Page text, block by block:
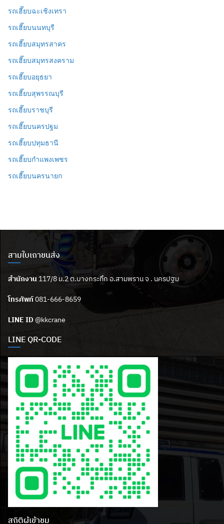
รถเฮี๊ยบฉะเชิงเทรา
รถเฮี๊ยบนนทบุรี
รถเฮี๊ยบสมุทรสาคร
รถเฮี๊ยบสมุทรสงคราม
รถเฮี๊ยบอยุธยา
รถเฮี๊ยบสุพรรณบุรี
รถเฮี๊ยบราชบุรี
รถเฮี๊ยบนครปฐม
รถเฮี๊ยบปทุมธานี
รถเฮี๊ยบกำแพงเพชร
รถเฮี๊ยบนครนายก
สามใบเถาขนส่ง
สำนักงาน 117/8 ม.2 ต.บางกระทึก อ.สามพราน จ . นครปฐม
โทรศัพท์081-666-8659
LINE ID @kkcrane
LINE QR-CODE
สถิติผู้เข้าชม